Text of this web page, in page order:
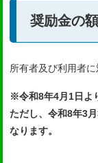
奨励金の額
所有者及び利用者
※令和8年4月1日よ
ただし、令和8年3
なります。